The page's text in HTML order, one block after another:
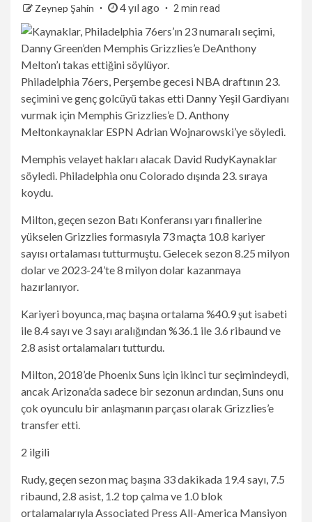
Zeynep Şahin 4 yıl ago 2 min read
Philadelphia 76ers, Perşembe gecesi NBA draftının 23.
seçimini ve genç golcüyü takas etti Danny YeşilGardiyanı
vurmak için Memphis Grizzlies’e D. Anthony
Meltonkaynaklar ESPN Adrian Wojnarowski’ye söyledi.
Memphis velayet hakları alacak David RudyKaynaklar
söyledi. Philadelphia onu Colorado dışında 23. sıraya
koydu.
Milton, geçen sezon Batı Konferansı yarı finallerine
yükselen Grizzlies formasıyla 73 maçta 10.8 kariyer
sayısı ortalaması tutturmuştu. Gelecek sezon 8.25 milyon
dolar ve 2023-24’te 8 milyon dolar kazanmaya
hazırlanıyor.
Kariyeri boyunca, maç başına ortalama %40.9 şut isabeti
ile 8.4 sayı ve 3 sayı aralığından %36.1 ile 3.6 ribaund ve
2.8 asist ortalamaları tutturdu.
Milton, 2018’de Phoenix Suns için ikinci tur seçimindeydi,
ancak Arizona’da sadece bir sezonun ardından, Suns onu
çok oyunculu bir anlaşmanın parçası olarak Grizzlies’e
transfer etti.
2 ilgili
Rudy, geçen sezon maç başına 33 dakikada 19.4 sayı, 7.5
ribaund, 2.8 asist, 1.2 top çalma ve 1.0 blok
ortalamalarıyla Associated Press All-America Mansiyon